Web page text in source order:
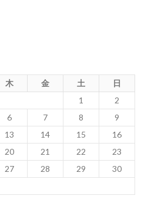
木 金 土
日
1
2
6 7 8
9
13 14 15
16
20 21 22
23
27 28 29
30